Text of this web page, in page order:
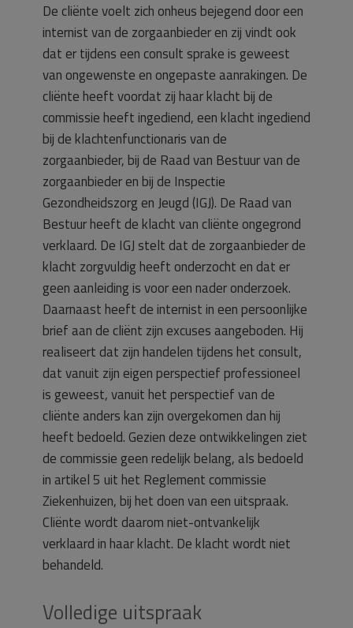
De cliënte voelt zich onheus bejegend door een
internist van de zorgaanbieder en zij vindt ook
dat er tijdens een consult sprake is geweest
van ongewenste en ongepaste aanrakingen. De
cliënte heeft voordat zij haar klacht bij de
commissie heeft ingediend, een klacht ingediend
bij de klachtenfunctionaris van de
zorgaanbieder, bij de Raad van Bestuur van de
zorgaanbieder en bij de Inspectie
Gezondheidszorg en Jeugd (IGJ). De Raad van
Bestuur heeft de klacht van cliënte ongegrond
verklaard. De IGJ stelt dat de zorgaanbieder de
klacht zorgvuldig heeft onderzocht en dat er
geen aanleiding is voor een nader onderzoek.
Daarnaast heeft de internist in een persoonlijke
brief aan de cliënt zijn excuses aangeboden. Hij
realiseert dat zijn handelen tijdens het consult,
dat vanuit zijn eigen perspectief professioneel
is geweest, vanuit het perspectief van de
cliënte anders kan zijn overgekomen dan hij
heeft bedoeld. Gezien deze ontwikkelingen ziet
de commissie geen redelijk belang, als bedoeld
in artikel 5 uit het Reglement commissie
Ziekenhuizen, bij het doen van een uitspraak.
Cliënte wordt daarom niet-ontvankelijk
verklaard in haar klacht. De klacht wordt niet
behandeld.
Volledige uitspraak